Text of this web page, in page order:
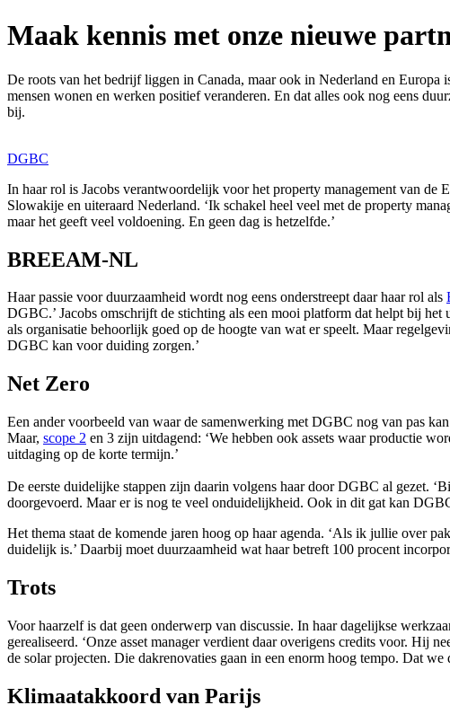
Maak kennis met onze nieuwe
De roots van het bedrijf liggen in Canada, maar ook in Nederland en
mensen wonen en werken positief veranderen. En dat alles ook nog eens
bij.
DGBC
In haar rol is Jacobs verantwoordelijk voor het property management van
Slowakije en uiteraard Nederland. ‘Ik schakel heel veel met de property
maar het geeft veel voldoening. En geen dag is hetzelfde.’
BREEAM-NL
Haar passie voor duurzaamheid wordt nog eens onderstreept daar haar rol als
DGBC.’ Jacobs omschrijft de stichting als een mooi platform dat helpt bij
als organisatie behoorlijk goed op de hoogte van wat er speelt. Maar
DGBC kan voor duiding zorgen.’
Net Zero
Een ander voorbeeld van waar de samenwerking met DGBC nog van pas
Maar, scope 2 en 3 zijn uitdagend: ‘We hebben ook assets waar productie
uitdaging op de korte termijn.’
De eerste duidelijke stappen zijn daarin volgens haar door DGBC al gezet.
doorgevoerd. Maar er is nog te veel onduidelijkheid. Ook in dit gat kan
Het thema staat de komende jaren hoog op haar agenda. ‘Als ik jullie over
duidelijk is.’ Daarbij moet duurzaamheid wat haar betreft 100 procent
Trots
Voor haarzelf is dat geen onderwerp van discussie. In haar dagelijkse
gerealiseerd. ‘Onze asset manager verdient daar overigens credits voor. Hij
de solar projecten. Die dakrenovaties gaan in een enorm hoog tempo. Dat
Klimaatakkoord van Parijs